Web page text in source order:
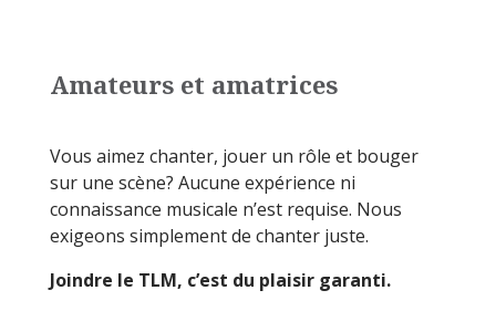
Amateurs et amatrices
Vous aimez chanter, jouer un rôle et bouger
sur une scène? Aucune expérience ni
connaissance musicale n’est requise. Nous
exigeons simplement de chanter juste.
Joindre le TLM, c’est du plaisir garanti.